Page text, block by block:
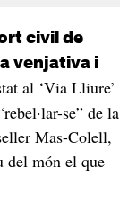
civil de
venjativa i
al ‘Via Lliure’
se” de la
Mas-Colell,
del món el que